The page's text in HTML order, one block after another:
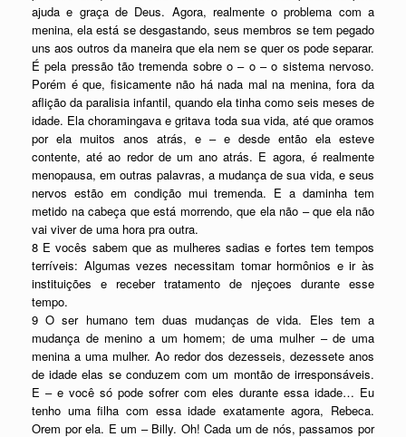
ajuda e graça de Deus. Agora, realmente o problema com a
menina, ela está se desgastando, seus membros se tem pegado
uns aos outros da maneira que ela nem se quer os pode separar.
É pela pressão tão tremenda sobre o – o – o sistema nervoso.
Porém é que, fisicamente não há nada mal na menina, fora da
aflição da paralisia infantil, quando ela tinha como seis meses de
idade. Ela choramingava e gritava toda sua vida, até que oramos
por ela muitos anos atrás, e – e desde então ela esteve
contente, até ao redor de um ano atrás. E agora, é realmente
menopausa, em outras palavras, a mudança de sua vida, e seus
nervos estão em condição mui tremenda. E a daminha tem
metido na cabeça que está morrendo, que ela não – que ela não
vai viver de uma hora pra outra.
8 E vocês sabem que as mulheres sadias e fortes tem tempos
terríveis: Algumas vezes necessitam tomar hormônios e ir às
instituições e receber tratamento de njeçoes durante esse
tempo.
9 O ser humano tem duas mudanças de vida. Eles tem a
mudança de menino a um homem; de uma mulher – de uma
menina a uma mulher. Ao redor dos dezesseis, dezessete anos
de idade elas se conduzem com um montão de irresponsáveis.
E – e você só pode sofrer com eles durante essa idade… Eu
tenho uma filha com essa idade exatamente agora, Rebeca.
Orem por ela. E um – Billy. Oh! Cada um de nós, passamos por